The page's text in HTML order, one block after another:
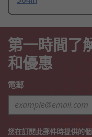
第一時間了
和優惠
電郵
您在訂閱此郵件時提供的